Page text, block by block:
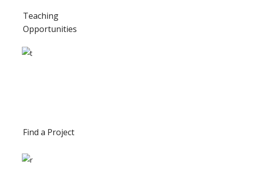
Teaching
Opportunities
Find a Project